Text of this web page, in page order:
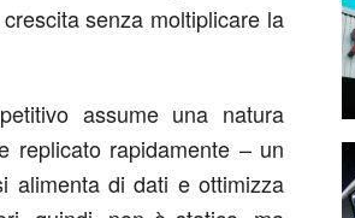
senza moltiplicare la
assume una natura
replicato rapidamente – un
alimenta di dati e ottimizza